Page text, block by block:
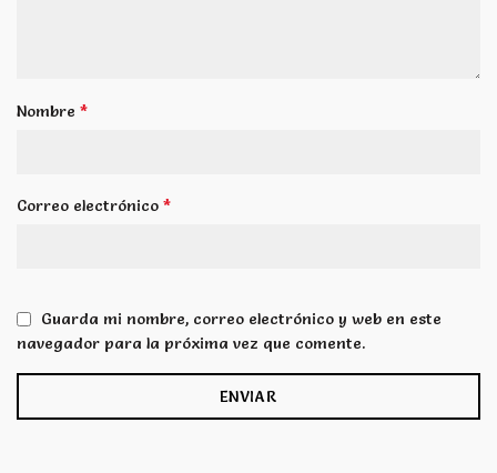
Nombre *
Correo electrónico *
Guarda mi nombre, correo electrónico y web en este
navegador para la próxima vez que comente.